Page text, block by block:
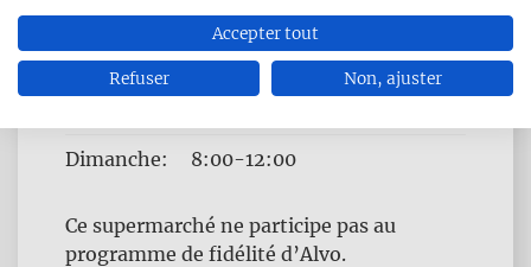
Jeudi: 8:00-12:30, 13:30-18:30
Vendredi: 8:00-12:30, 13:30-18:30
Dimanche: 8:00-12:00
Ce supermarché ne participe pas au
programme de fidélité d’Alvo.
Accepter tout
Refuser Non, ajuster